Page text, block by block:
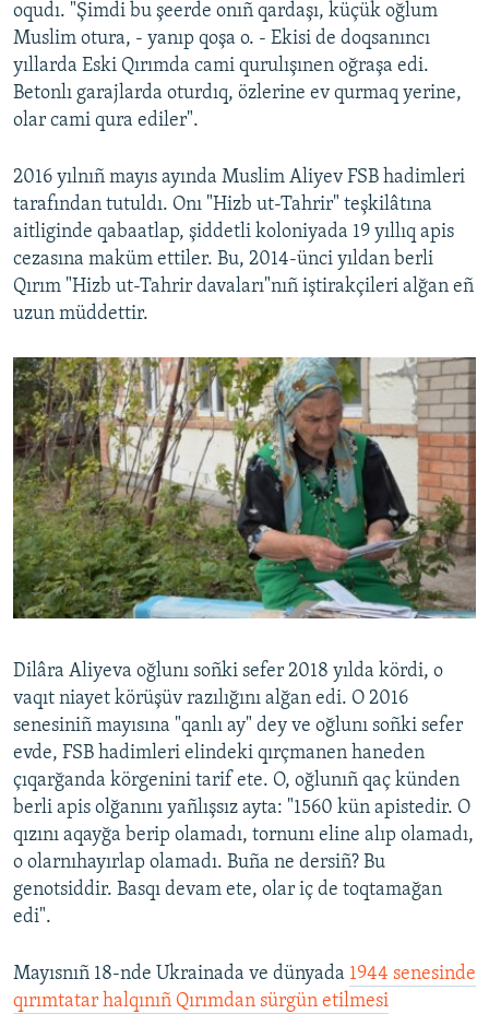
oqudı. "Şimdi bu şeerde onıñ qardaşı, küçük oğlum
Muslim otura, - yanıp qoşa o. - Ekisi de doqsanıncı
yıllarda Eski Qırımda cami qurulışınen oğraşa edi.
Betonlı garajlarda oturdıq, özlerine ev qurmaq yerine,
olar cami qura ediler".
2016 yılnıñ mayıs ayında Muslim Aliyev FSB hadimleri
tarafından tutuldı. Onı "Hizb ut-Tahrir" teşkilâtına
aitliginde qabaatlap, şiddetli koloniyada 19 yıllıq apis
cezasına maküm ettiler. Bu, 2014-ünci yıldan berli
Qırım "Hizb ut-Tahrir davaları"nıñ iştirakçileri alğan eñ
uzun müddettir.
Dilâra Aliyeva oğlunı soñki sefer 2018 yılda kördi, o
vaqıt niayet körüşüv razılığını alğan edi. O 2016
senesiniñ mayısına "qanlı ay" dey ve oğlunı soñki sefer
evde, FSB hadimleri elindeki qırçmanen haneden
çıqarğanda körgenini tarif ete. O, oğlunıñ qaç künden
berli apis olğanını yañlışsız ayta: "1560 kün apistedir. O
qızını aqayğa berip olamadı, tornunı eline alıp olamadı,
o olarnıhayırlap olamadı. Buña ne dersiñ? Bu
genotsiddir. Basqı devam ete, olar iç de toqtamağan
edi".
Mayısnıñ 18-nde Ukrainada ve dünyada 1944 senesinde
qırımtatar halqınıñ Qırımdan sürgün etilmesi